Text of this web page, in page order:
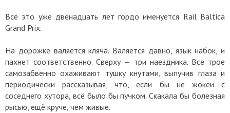
Всё это уже двенадцать лет гордо именуется Rail Baltica
Grand Prix.
На дорожке валяется кляча. Валяется давно, язык набок, и
пахнет соответственно. Сверху — три наездника. Все трое
самозабвенно охаживают тушку кнутами, выпучив глаза и
периодически рассказывая, что, если бы не жокеи с
соседнего хутора, всё было бы пучком. Скакала бы болезная
рысью, ещё круче, чем живые.